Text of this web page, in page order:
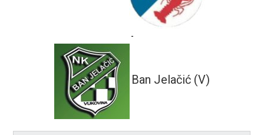
-
Ban Jelačić (V)